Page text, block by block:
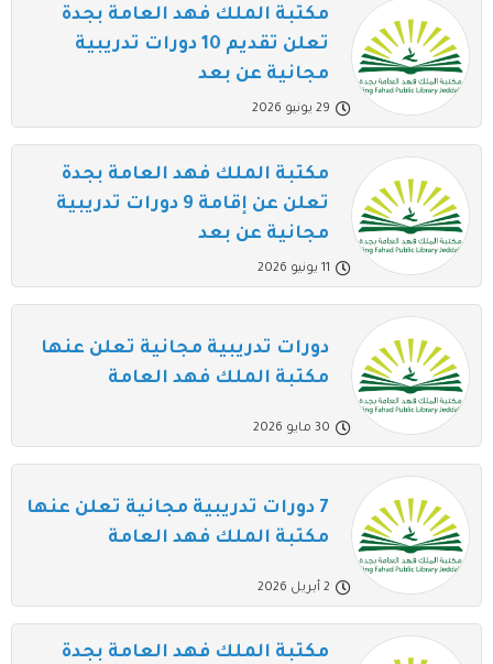
مكتبة الملك فهد العامة بجدة
تعلن تقديم 10 دورات تدريبية
مجانية عن بعد
29 يونيو 2026
مكتبة الملك فهد العامة بجدة
تعلن عن إقامة 9 دورات تدريبية
مجانية عن بعد
11 يونيو 2026
دورات تدريبية مجانية تعلن عنها
مكتبة الملك فهد العامة
30 مايو 2026
7 دورات تدريبية مجانية تعلن عنها
مكتبة الملك فهد العامة
2 أبريل 2026
مكتبة الملك فهد العامة بجدة